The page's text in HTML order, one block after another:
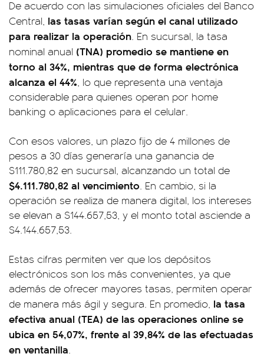
De acuerdo con las simulaciones oficiales del Banco
Central, las tasas varían según el canal utilizado
para realizar la operación. En sucursal, la tasa
nominal anual (TNA) promedio se mantiene en
torno al 34%, mientras que de forma electrónica
alcanza el 44%, lo que representa una ventaja
considerable para quienes operan por home
banking o aplicaciones para el celular.
Con esos valores, un plazo fijo de 4 millones de
pesos a 30 días generaría una ganancia de
$111.780,82 en sucursal, alcanzando un total de
$4.111.780,82 al vencimiento. En cambio, si la
operación se realiza de manera digital, los intereses
se elevan a $144.657,53, y el monto total asciende a
$4.144.657,53.
Estas cifras permiten ver que los depósitos
electrónicos son los más convenientes, ya que
además de ofrecer mayores tasas, permiten operar
de manera más ágil y segura. En promedio, la tasa
efectiva anual (TEA) de las operaciones online se
ubica en 54,07%, frente al 39,84% de las efectuadas
en ventanilla.